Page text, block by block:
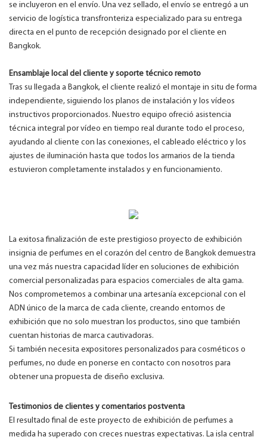
se incluyeron en el envío. Una vez sellado, el envío se entregó a un
servicio de logística transfronteriza especializado para su entrega
directa en el punto de recepción designado por el cliente en
Bangkok.
Ensamblaje local del cliente y soporte técnico remoto
Tras su llegada a Bangkok, el cliente realizó el montaje in situ de forma
independiente, siguiendo los planos de instalación y los vídeos
instructivos proporcionados. Nuestro equipo ofreció asistencia
técnica integral por vídeo en tiempo real durante todo el proceso,
ayudando al cliente con las conexiones, el cableado eléctrico y los
ajustes de iluminación hasta que todos los armarios de la tienda
estuvieron completamente instalados y en funcionamiento.
Testimonios de clientes y comentarios postventa
El resultado final de este proyecto de exhibición de perfumes a
medida ha superado con creces nuestras expectativas. La isla central
La exitosa finalización de este prestigioso proyecto de exhibición
insignia de perfumes en el corazón del centro de Bangkok demuestra
una vez más nuestra capacidad líder en soluciones de exhibición
comercial personalizadas para espacios comerciales de alta gama.
Nos comprometemos a combinar una artesanía excepcional con el
ADN único de la marca de cada cliente, creando entornos de
exhibición que no solo muestran los productos, sino que también
cuentan historias de marca cautivadoras.
Si también necesita expositores personalizados para cosméticos o
perfumes, no dude en ponerse en contacto con nosotros para
obtener una propuesta de diseño exclusiva.